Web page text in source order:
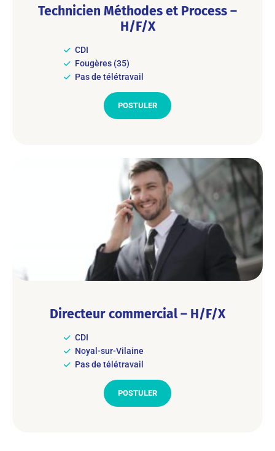
Technicien Méthodes et Process –
H/F/X
CDI
Fougères (35)
Pas de télétravail
POSTULER
Directeur commercial – H/F/X
CDI
Noyal-sur-Vilaine
Pas de télétravail
POSTULER